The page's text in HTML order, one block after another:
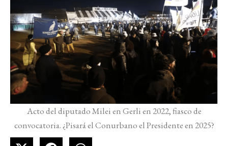
Acto del diputado Milei en Gerli en 2022, fiasco de
convocatoria. ¿Pisará el Conurbano el Presidente en 2025?